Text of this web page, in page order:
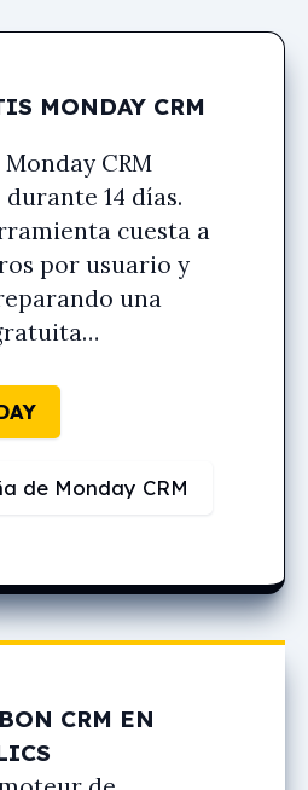
MONDAY CRM
CRM
14 días.
cuesta a
por usuario y
una
de Monday CRM
CRM EN